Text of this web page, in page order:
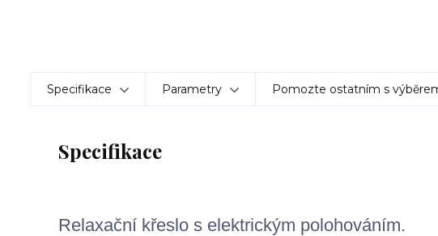
Specifikace Parametry Pomozte ostatním s
Specifikace
Relaxační křeslo s elektrickým polohováním.